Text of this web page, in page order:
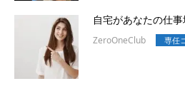
自宅があなたの仕事
ZeroOneClub 専任